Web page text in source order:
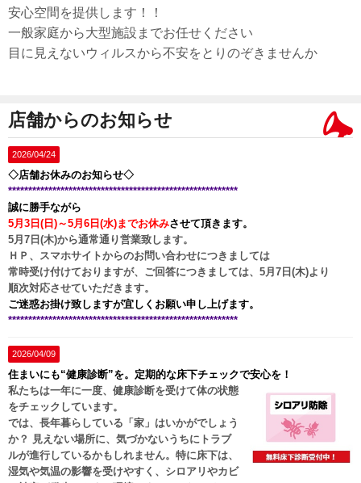
安心空間を提供します！！
一般家庭から大型施設までお任せください
目に見えないウィルスから不安をとりのぞきませんか
店舗からのお知らせ
2026/04/24
◇店舗お休みのお知らせ◇
*********************************************************
誠に勝手ながら
5月3日(日)～5月6日(水)までお休みさせて頂きます。
5月7日(木)から通常通り営業致します。
ＨＰ、スマホサイトからのお問い合わせにつきましては
常時受け付けておりますが、ご回答につきましては、5月7日(木)より
順次対応させていただきます。
ご迷惑お掛け致しますが宜しくお願い申し上げます。
*********************************************************
2026/04/09
住まいにも“健康診断”を。定期的な床下チェックで安心を！
私たちは一年に一度、健康診断を受けて体の状態
をチェックしています。
では、長年暮らしている「家」はいかがでしょう
か？ 見えない場所に、気づかないうちにトラブ
ルが進行しているかもしれません。特に床下は、
湿気や気温の影響を受けやすく、シロアリやカビ